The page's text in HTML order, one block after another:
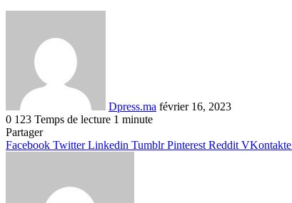
Dpress.ma février 16, 2023
0 123 Temps de lecture 1 minute
Facebook
Twitter
Linkedin
Tumblr
Pinterest
Reddit
VKontakte
Odnoklassniki
Pocket
Partager
Facebook Twitter Linkedin Tumblr Pinterest Reddit VKontakte